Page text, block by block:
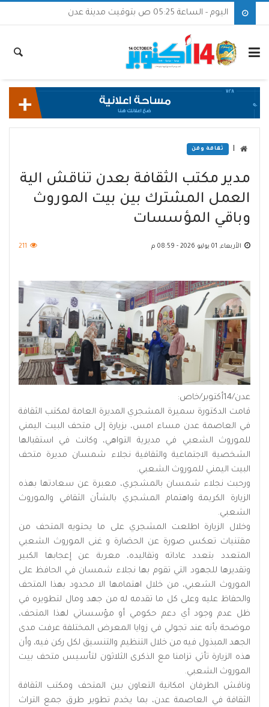
اليوم - الساعة 05:25 ص بتوقيت مدينة عدن
ثقافة وفن
مدير مكتب الثقافة بعدن تناقش الية
العمل المشترك بين بيت الموروث
وباقي المؤسسات
الأربعاء, 01 يوليو 2026 - 08:59 م 211
عدن/14أكتوبر/خاص:
قامت الدكتورة سميرة المشجري المديرة العامة لمكتب الثقافة
في العاصمة عدن مساء امس، بزيارة إلى متحف البيت اليمني
للموروث الشعبي في مديرية التواهي، وكانت في استقبالها
الشخصية الاجتماعية والثقافية نجلاء شمسان مديرة متحف
البيت اليمني للموروث الشعبي.
ورحبت نجلاء شمسان بالمشجري، معبرة عن سعادتها بهذه
الزيارة الكريمة واهتمام المشجري بالشأن الثقافي والموروث
الشعبي.
وخلال الزيارة اطلعت المشجري على ما يحتويه المتحف من
مقتنيات تعكس صورة عن الحضارة و غنى الموروث الشعبي
المتعدد بتعدد عاداته وتقاليده، معربة عن إعجابها الكبير
وتقديرها للجهود التي تقوم بها نجلاء شمسان في الحافظ على
الموروث الشعبي، من خلال اهتمامها الا محدود بهذا المتحف
والحفاظ عليه وعلى كل ما تقدمه له من جهد ومال لتطويره في
ظل عدم وجود أي دعم حكومي أو مؤسساتي لهذا المتحف،
موضحة بأنه عند تجولي في زوايا المعرض المختلفة عرفت مدى
الجهد المبذول فيه من خلال التنظيم والتنسيق لكل ركن فيه، وأن
هذه الزيارة تأتي تزامنا مع الذكرى الثلاثون لتأسيس متحف بيت
الموروث الشعبي.
وناقش الطرفان امكانية التعاون بين المتحف ومكتب الثقافة
الثقافة في العاصمة عدن، بما يخدم تطوير طرق جمع التراث